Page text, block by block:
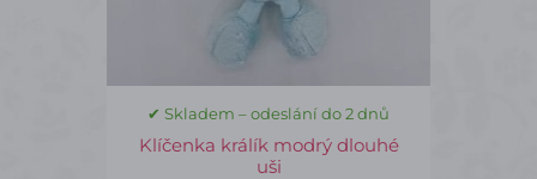
✔ Skladem – odeslání do 2 dnů
Klíčenka králík modrý dlouhé
uši